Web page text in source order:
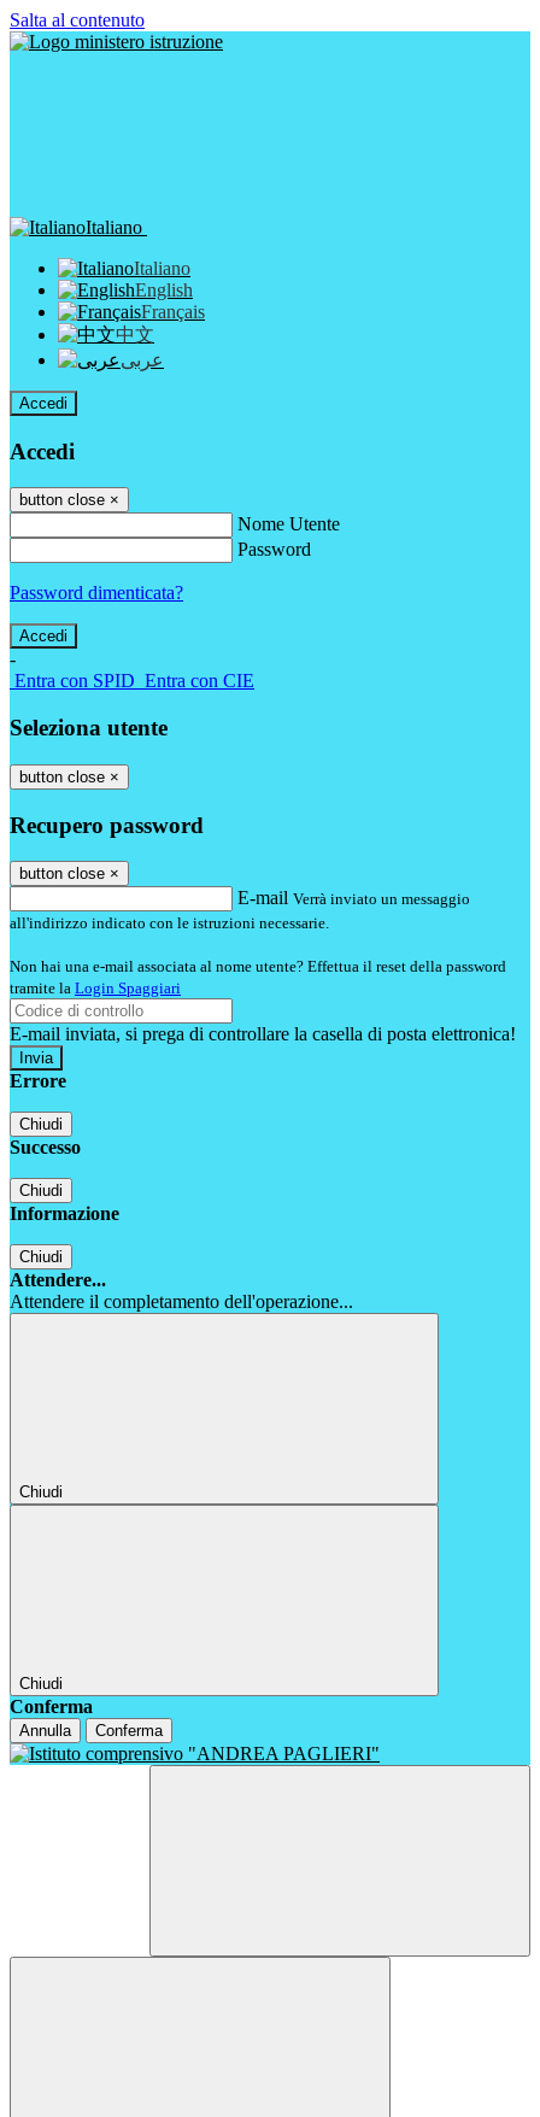
Salta al contenuto
Italiano
Italiano
English
Français
中文
عربى
Accedi
Accedi
button close ×
Nome Utente
Password
Password dimenticata?
-
Entra con SPID Entra con CIE
Seleziona utente
button close ×
Recupero password
button close ×
E-mail Verrà inviato un messaggio
all'indirizzo indicato con le istruzioni necessarie.
Non hai una e-mail associata al nome utente? Effettua il reset della password
tramite la Login Spaggiari
E-mail inviata, si prega di controllare la casella di posta elettronica!
Errore
Chiudi
Successo
Chiudi
Informazione
Chiudi
Attendere...
Attendere il completamento dell'operazione...
Chiudi
Chiudi
Conferma
Annulla Conferma